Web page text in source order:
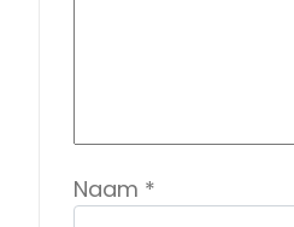
Naam *